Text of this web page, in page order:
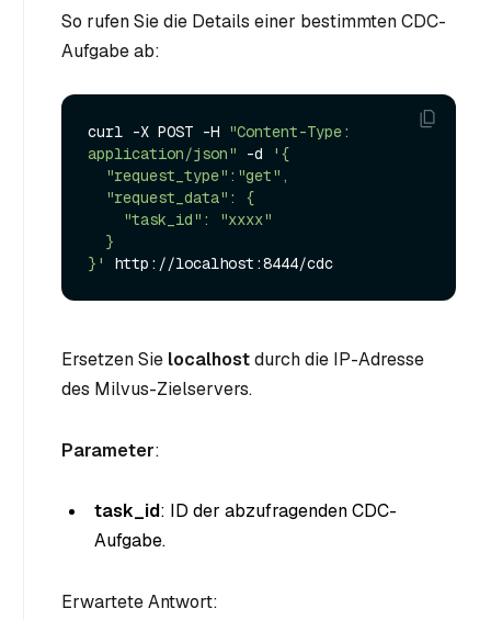
So rufen Sie die Details einer bestimmten CDC-
Aufgabe ab:
curl -X POST -H "Content-Type:
application/json" -d
'{
}'
Ersetzen Sie localhostdurch die IP-Adresse
des Milvus-Zielservers.
Parameter:
task_id: ID der abzufragenden CDC-
Aufgabe.
Erwartete Antwort: